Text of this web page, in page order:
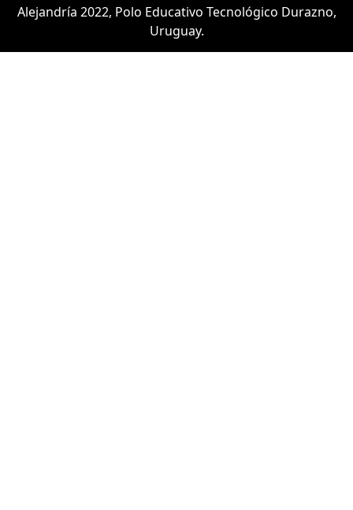
Alejandría 2022, Polo Educativo Tecnológico Durazno,
Uruguay.